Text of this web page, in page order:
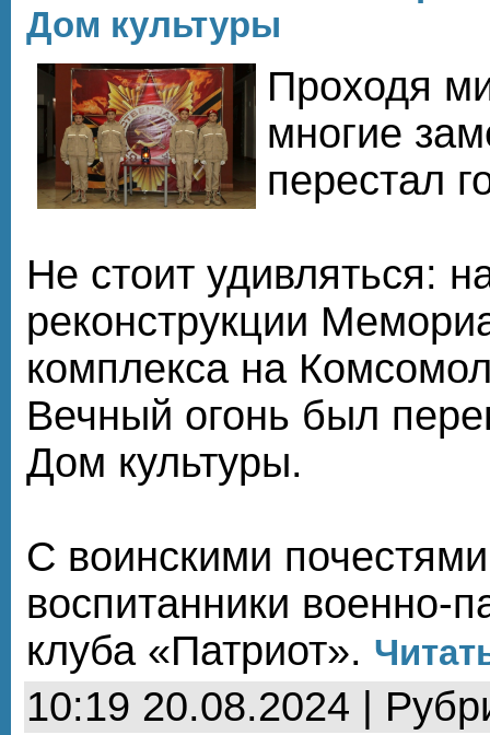
Дом культуры
Проходя
многие
перестал
Не стоит удивляться:
реконструкции
комплекса на
Вечный огонь был
Дом культуры.
С воинскими
воспитанники военно-
клуба «Патриот».
10:19 20.08.2024 |